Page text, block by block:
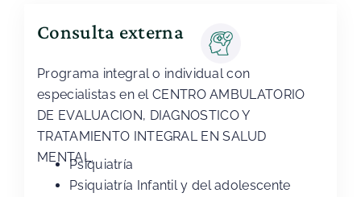
Consulta externa
Programa integral o individual con
especialistas en el CENTRO AMBULATORIO
DE EVALUACION, DIAGNOSTICO Y
TRATAMIENTO INTEGRAL EN SALUD
MENTAL.Psiquiatría
Psiquiatría Infantil y del adolescente